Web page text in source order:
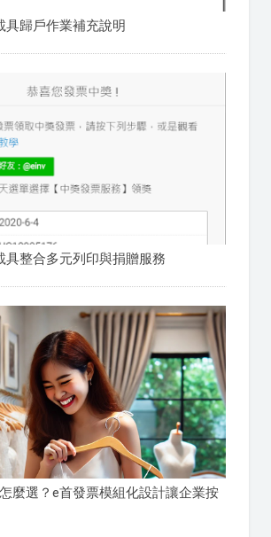
具歸戶作業補充說明
具整合多元列印與捐贈服務
麼選？e首發票模組化設計讓企業按